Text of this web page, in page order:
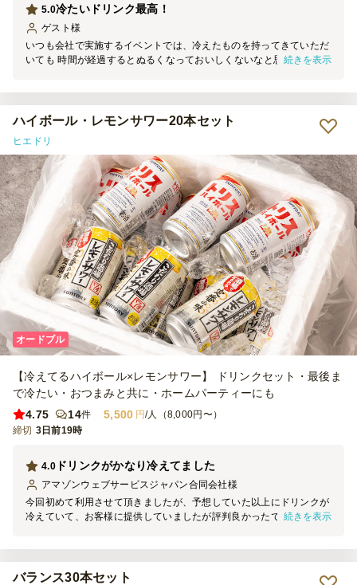
冷たいドリンク最高！
5.0
ゲスト 様
いつも会社で実施するイベントでは、冷えたものを持ってきていただ
いても 時間が経過するとぬるくなっておいしくないなと思っていま
続きを表示
ハイボール・レモンサワー20本セット
ヒエドリ
オードブル
【冷えてるハイボール×レモンサワー】 ドリンクセット・最後ま
で冷たい・おつまみと共に・ホームパーティーにも
4.75
14件 5,500 円/人（8,000円〜）
締切 3日前19時
ドリンクがかなり冷えてました
4.0
アマゾンウェブサービスジャパン合同会社様
今回初めて利用させて頂きましたが、予想していた以上にドリンクが
冷えていて、お客様に提供していましたが評判良かったです。ドリン
た機会があれば是非利用したいと思います。
続きを表示
バランス30本セット